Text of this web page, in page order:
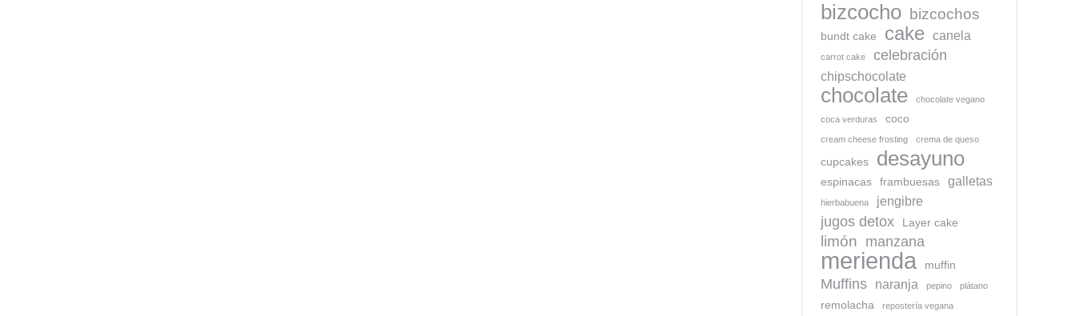
bizcocho bizcochos
bundt cake cake canela
carrot cake celebración
chipschocolate
chocolate chocolate vegano
coca verduras coco
cream cheese frosting crema de queso
cupcakes desayuno
espinacas frambuesas galletas
hierbabuena jengibre
jugos detox Layer cake
limón manzana
merienda muffin
Muffins naranja pepino plátano
remolacha repostería vegana